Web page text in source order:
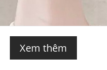
Xem thêm